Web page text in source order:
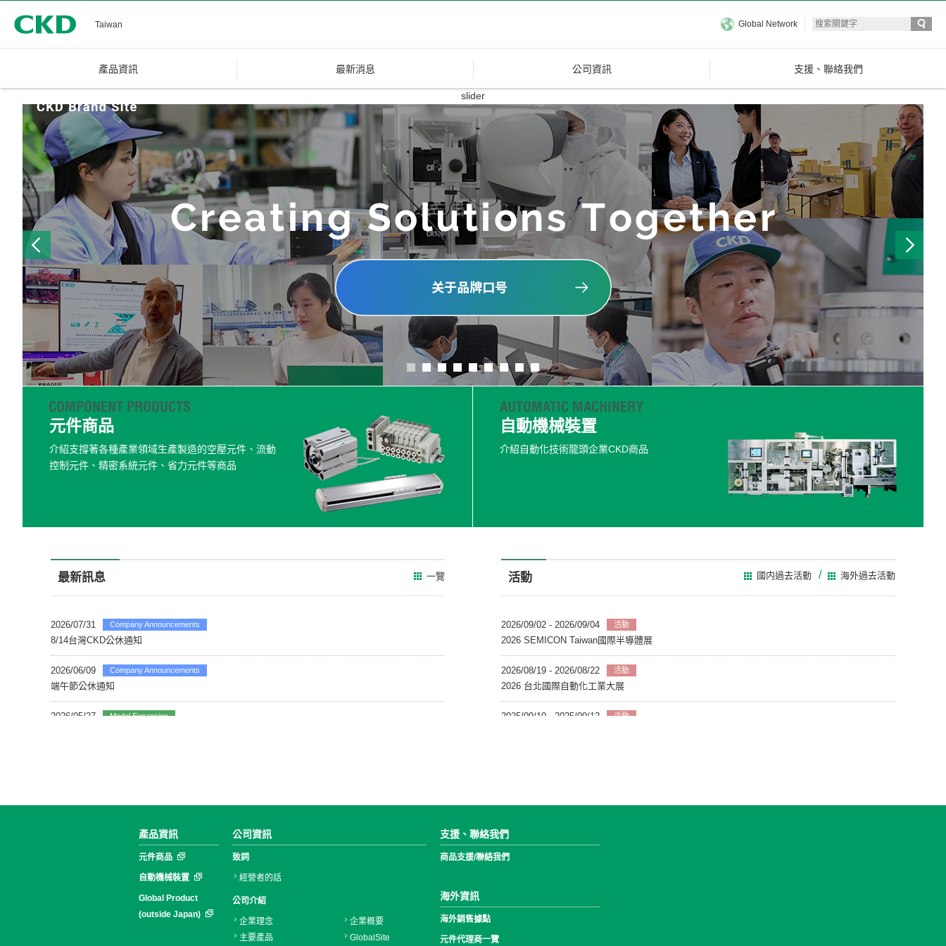
CKDTaiwan Global Network
產品資訊 最新消息 公司資訊 支援、聯絡我們
slider
元件商品
介紹支撐著各種產業領域生產製造的空壓元件、流動
控制元件、精密系統元件、省力元件等商品
自動機械裝置
介紹自動化技術龍頭企業CKD商品
最新訊息 一覽 活動 國内過去活動 海外過去活動
產品資訊
元件商品
自動機械裝置
Global Product
(outside Japan)
公司資訊
致詞
經營者的話
公司介紹
企業理念
企業概要
主要產品
GlobalSite
支援、聯絡我們
商品支援/聯絡我們
海外資訊
海外銷售據點
元件代理商一覽